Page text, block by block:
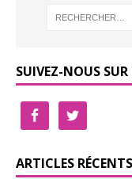
SUIVEZ-NOUS
ARTICLES RÉCENTS